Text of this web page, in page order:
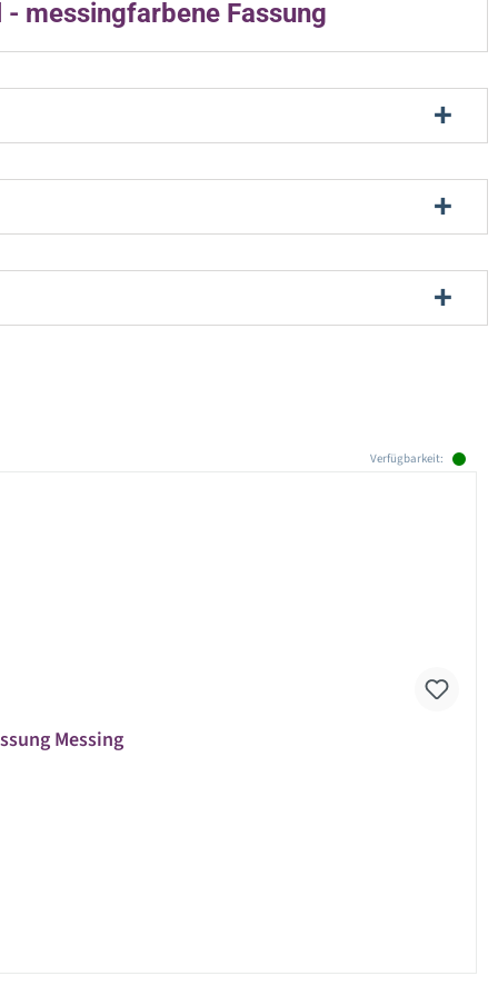
messingfarbene Fassung
Verfügbarkeit:
Messing